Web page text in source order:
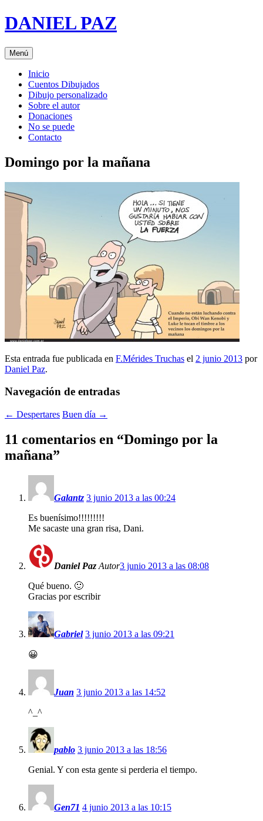
Saltar
al
DANIEL PAZ
Menú
Inicio
Cuentos Dibujados
Dibujo personalizado
Sobre el autor
Donaciones
No se puede
Contacto
Domingo por la mañana
Esta entrada fue publicada en F.Mérides Truchas el 2 junio 2013 por
Daniel Paz.
Navegación de entradas
← Despertares Buen día →
11 comentarios en “Domingo por la
mañana”
Galantz 3 junio 2013 a las 00:24
Es buenísimo!!!!!!!!!
Me sacaste una gran risa, Dani.
Daniel Paz Autor3 junio 2013 a las 08:08
Qué bueno. 🙂
Gracias por escribir
Gabriel 3 junio 2013 a las 09:21
😀
Juan 3 junio 2013 a las 14:52
^_^
pablo 3 junio 2013 a las 18:56
Genial. Y con esta gente si perderia el tiempo.
Gen71 4 junio 2013 a las 10:15